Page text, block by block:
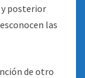
y posterior
las
de otro